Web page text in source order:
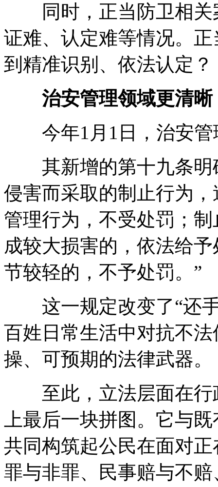
同时，正当防卫相关
证难、认定难等情况。
到精准识别、依法认定？
治安管理领域更清晰
今年1月1日，治安管
其新增的第十九条明
侵害而采取的制止行为
管理行为，不受处罚；
成较大损害的，依法给
节较轻的，不予处罚。”
这一规定改变了“还手
百姓日常生活中对抗不
操、可预期的法律武器。
至此，立法层面在行
上最后一块拼图。它与
共同构筑起公民在面对
罪与非罪、民事赔与不